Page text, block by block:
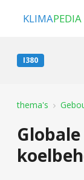
KLIMAPEDIA
I380
thema's
Globale